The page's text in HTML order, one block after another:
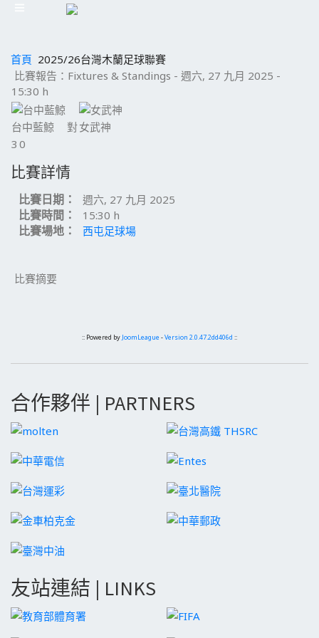
首頁 2025/26台灣木蘭足球聯賽
比賽報告：Fixtures & Standings - 週六, 27 九月 2025 -
15:30 h
台中藍鯨 對女武神
3 0
比賽詳情
比賽日期： 週六, 27 九月 2025
比賽時間： 15:30 h
比賽場地： 西屯足球場
比賽摘要
:: Powered by JoomLeague -Version 2.0.47.2dd406d ::
合作夥伴 | PARTNERS
友站連結 | LINKS